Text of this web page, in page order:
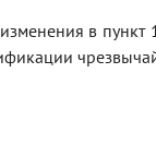
в пункт